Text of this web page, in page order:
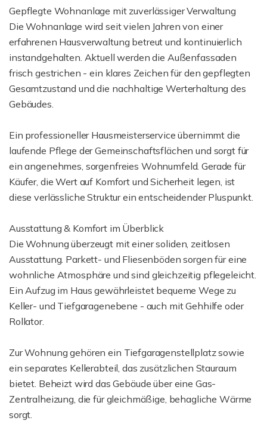
Gepflegte Wohnanlage mit zuverlässiger Verwaltung
Die Wohnanlage wird seit vielen Jahren von einer
erfahrenen Hausverwaltung betreut und kontinuierlich
instandgehalten. Aktuell werden die Außenfassaden
frisch gestrichen - ein klares Zeichen für den gepflegten
Gesamtzustand und die nachhaltige Werterhaltung des
Gebäudes.
Ein professioneller Hausmeisterservice übernimmt die
laufende Pflege der Gemeinschaftsflächen und sorgt für
ein angenehmes, sorgenfreies Wohnumfeld. Gerade für
Käufer, die Wert auf Komfort und Sicherheit legen, ist
diese verlässliche Struktur ein entscheidender Pluspunkt.
Ausstattung & Komfort im Überblick
Die Wohnung überzeugt mit einer soliden, zeitlosen
Ausstattung. Parkett- und Fliesenböden sorgen für eine
wohnliche Atmosphäre und sind gleichzeitig pflegeleicht.
Ein Aufzug im Haus gewährleistet bequeme Wege zu
Keller- und Tiefgaragenebene - auch mit Gehhilfe oder
Rollator.
Zur Wohnung gehören ein Tiefgaragenstellplatz sowie
ein separates Kellerabteil, das zusätzlichen Stauraum
bietet. Beheizt wird das Gebäude über eine Gas-
Zentralheizung, die für gleichmäßige, behagliche Wärme
sorgt.